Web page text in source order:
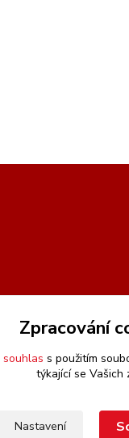
Zpracování
souhlas s použitím
týkající se Vašich
Nastavení